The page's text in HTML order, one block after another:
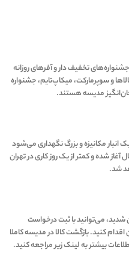
تخفیف دار و آفرهای روزانه
و سوپرمارکت، میکاپ‌تایم، جشنواره
انبار مکانیزه و بزرگ نگهداری می‌شود
شده و کمتر از یک روز کاری در تهران
می‌توانید با ثبت درخواست
کنید. بازگشت کالا در مدیسه کاملا
بیشتر به لینک زیر مراجعه کنید.